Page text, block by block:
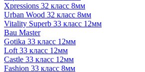
Xpressions 32 класс 8мм
Urban Wood 32 класс 8мм
Vitality Superb 33 класс 12мм
Bau Master
Gotika 33 класс 12мм
Loft 33 класс 12мм
Castle 33 класс 12мм
Fashion 33 класс 8мм